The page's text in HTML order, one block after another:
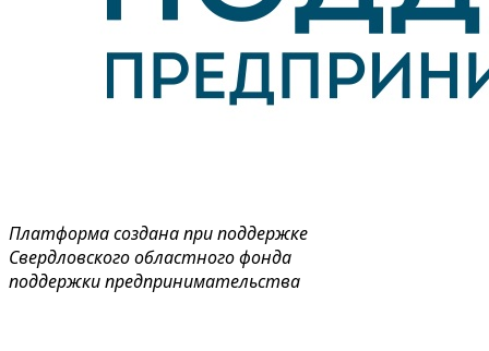
Платформа создана при поддержке
Свердловского областного фонда
поддержки предпринимательства